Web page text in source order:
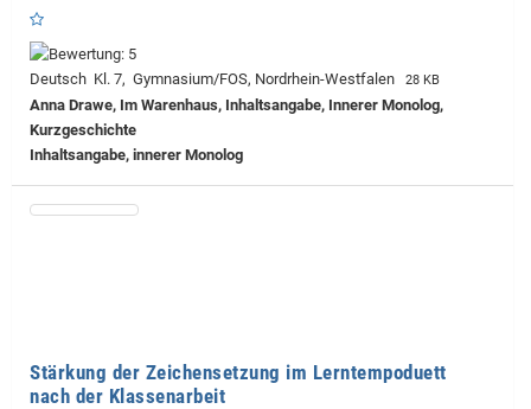
Deutsch Kl. 7, Gymnasium/FOS, Nordrhein-Westfalen 28 KB
Anna Drawe, Im Warenhaus, Inhaltsangabe, Innerer Monolog,
Kurzgeschichte
Inhaltsangabe, innerer Monolog
Stärkung der Zeichensetzung im Lerntempoduett
nach der Klassenarbeit